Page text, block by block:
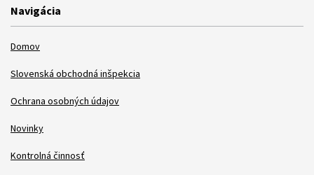
Navigácia
Domov
Slovenská obchodná inšpekcia
Ochrana osobných údajov
Novinky
Kontrolná činnosť